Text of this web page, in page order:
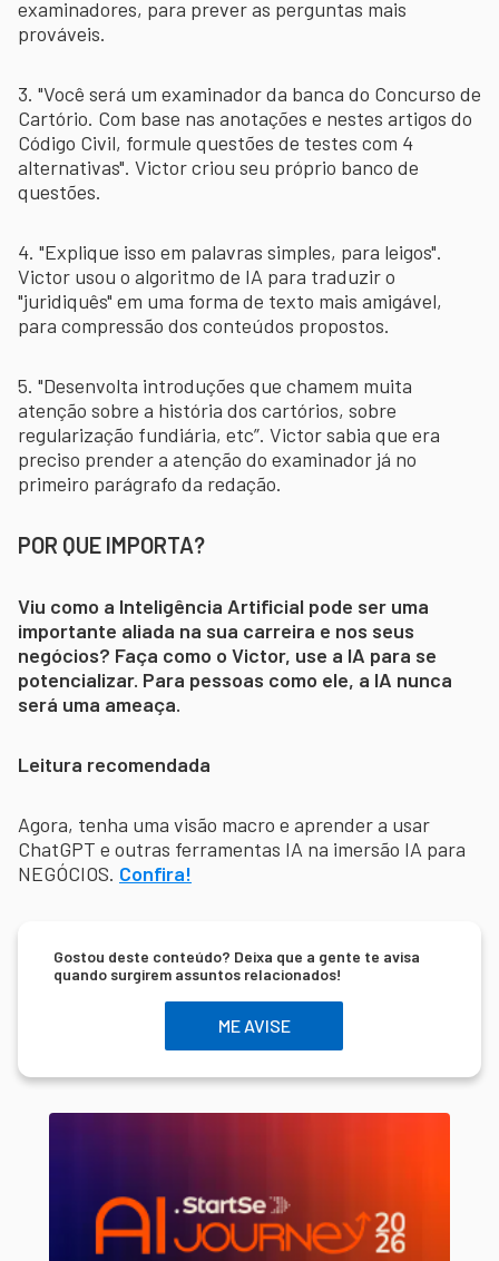
examinadores, para prever as perguntas mais
prováveis.
3. "Você será um examinador da banca do Concurso de
Cartório. Com base nas anotações e nestes artigos do
Código Civil, formule questões de testes com 4
alternativas". Victor criou seu próprio banco de
questões.
4. "Explique isso em palavras simples, para leigos".
Victor usou o algoritmo de IA para traduzir o
"juridiquês" em uma forma de texto mais amigável,
para compressão dos conteúdos propostos.
5. "Desenvolta introduções que chamem muita
atenção sobre a história dos cartórios, sobre
regularização fundiária, etc”. Victor sabia que era
preciso prender a atenção do examinador já no
primeiro parágrafo da redação.
POR QUE IMPORTA?
Viu como a Inteligência Artificial pode ser uma
importante aliada na sua carreira e nos seus
negócios? Faça como o Victor, use a IA para se
potencializar. Para pessoas como ele, a IA nunca
será uma ameaça.
Leitura recomendada
Agora, tenha uma visão macro e aprender a usar
ChatGPT e outras ferramentas IA na imersão IA para
NEGÓCIOS. Confira!
Gostou deste conteúdo? Deixa que a gente te avisa
quando surgirem assuntos relacionados!
ME AVISE